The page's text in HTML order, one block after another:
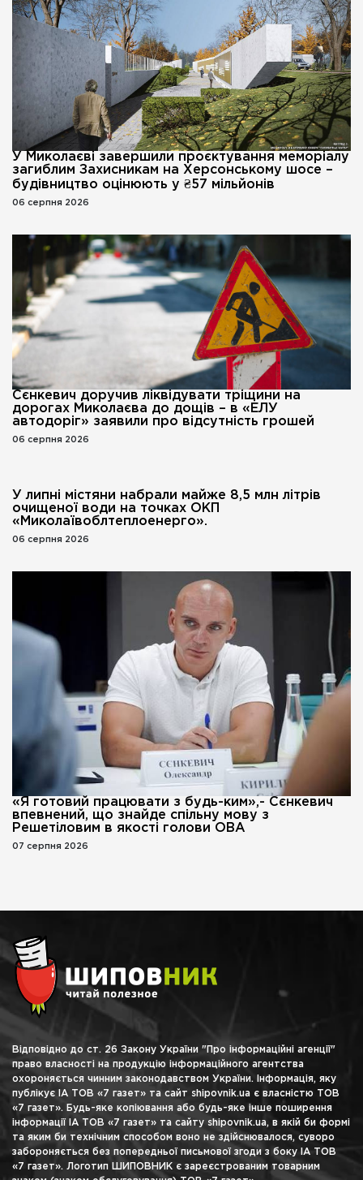
У Миколаєві завершили проєктування меморіалу
загиблим Захисникам на Херсонському шосе –
будівництво оцінюють у ₴57 мільйонів
06 серпня 2026
Сєнкевич доручив ліквідувати тріщини на
дорогах Миколаєва до дощів – в «ЕЛУ
автодоріг» заявили про відсутність грошей
06 серпня 2026
У липні містяни набрали майже 8,5 млн літрів
очищеної води на точках ОКП
«Миколаївоблтеплоенерго».
06 серпня 2026
«Я готовий працювати з будь-ким»,- Сєнкевич
впевнений, що знайде спільну мову з
Решетіловим в якості голови ОВА
07 серпня 2026
Відповідно до ст. 26 Закону України "Про інформаційні агенції"
право власності на продукцію інформаційного агентства
охороняється чинним законодавством України. Інформація, яку
публікує ІА ТОВ «7 газет» та сайт shipovnik.ua є власністю ТОВ
«7 газет». Будь-яке копіювання або будь-яке інше поширення
інформації ІА ТОВ «7 газет» та сайту shipovnik.ua, в якій би формі
та яким би технічним способом воно не здійснювалося, суворо
забороняється без попередньої письмової згоди з боку ІА ТОВ
«7 газет». Логотип ШИПОВНИК є зареєстрованим товарним